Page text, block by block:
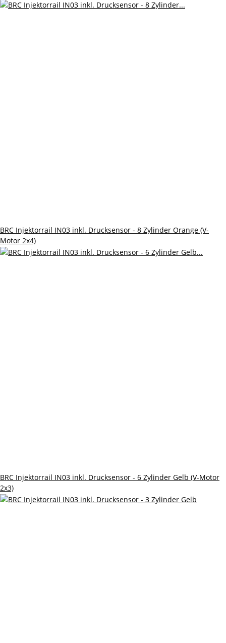
BRC Injektorrail IN03 inkl. Drucksensor - 8 Zylinder Orange (V-
Motor 2x4)
BRC Injektorrail IN03 inkl. Drucksensor - 6 Zylinder Gelb (V-Motor
2x3)